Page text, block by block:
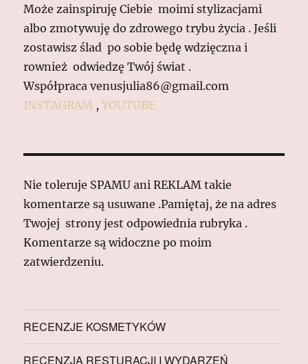
Może zainspiruję Ciebie moimi stylizacjami
albo zmotywuję do zdrowego trybu życia . Jeśli
zostawisz ślad po sobie będę wdzięczna i
rownież odwiedzę Twój świat .
Współpraca venusjulia86@gmail.com
INSTAGRAM ,YOUTUBE
Nie toleruje SPAMU ani REKLAM takie
komentarze są usuwane .Pamiętaj, że na adres
Twojej strony jest odpowiednia rubryka .
Komentarze są widoczne po moim
zatwierdzeniu.
RECENZJE KOSMETYKÓW
RECENZJA RESTURACJI I WYDARZEŃ